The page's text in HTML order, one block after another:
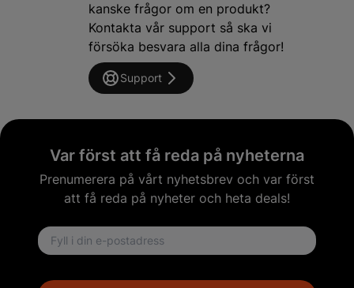
kanske frågor om en produkt?
Kontakta vår support så ska vi
försöka besvara alla dina frågor!
Support
Var först att få reda på nyheterna
Prenumerera på vårt nyhetsbrev och var först
att få reda på nyheter och heta deals!
Email address